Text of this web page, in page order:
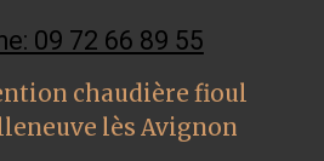
09 72 66 89 55
chaudière fioul
lès Avignon